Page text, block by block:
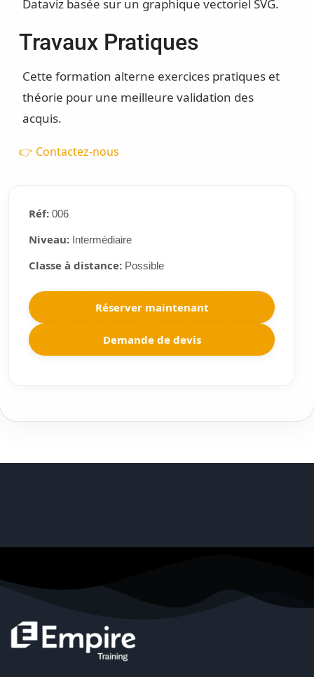
Dataviz basée sur un graphique vectoriel SVG.
Travaux Pratiques
Cette formation alterne exercices pratiques et
théorie pour une meilleure validation des
acquis.
👉 Contactez-nous
Réf:006
Niveau:Intermédiaire
Classe à distance:Possible
Réserver maintenant
Demande de devis